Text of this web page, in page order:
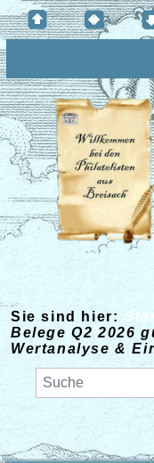
Sie sind hier:
Belege Q2 2026
Wertanalyse &